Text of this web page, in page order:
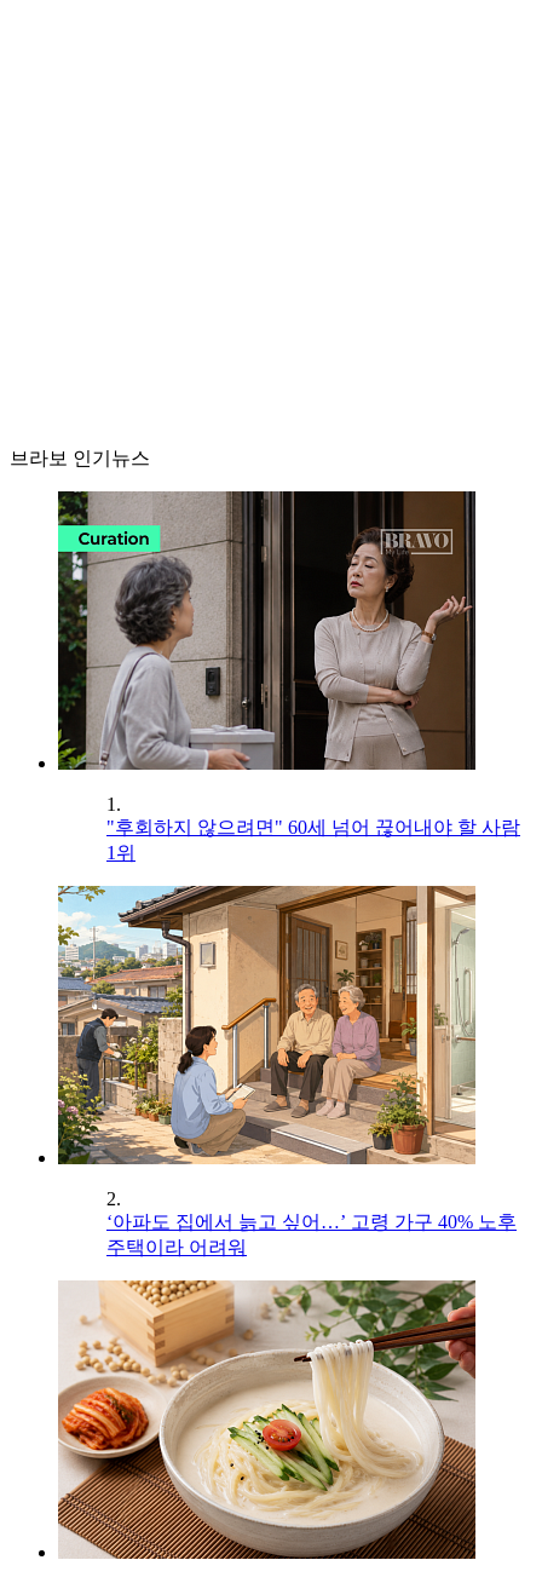
브라보 인기뉴스
1.
"후회하지 않으려면" 60세 넘어 끊어내야 할 사람
1위
2.
‘아파도 집에서 늙고 싶어…’ 고령 가구 40% 노후
주택이라 어려워